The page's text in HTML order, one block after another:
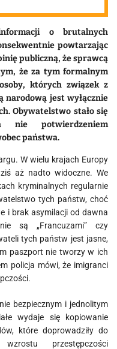
o brutalnych
powtarzając
publiczną, że sprawcą
że za tym formalnym
których związek z
jest wyłącznie
Obywatelstwo stało się
nie potwierdzeniem
państwa.
W wielu krajach Europy
aż nadto widoczne. We
kryminalnych regularnie
tych państw, choć
i brak asymilacji od dawna
są „Francuzami” czy
tych państw jest jasne,
paszport nie tworzy w ich
policja mówi, że imigranci
bezpiecznym i jednolitym
wydaje się kopiowanie
które doprowadziły do
przestępczości